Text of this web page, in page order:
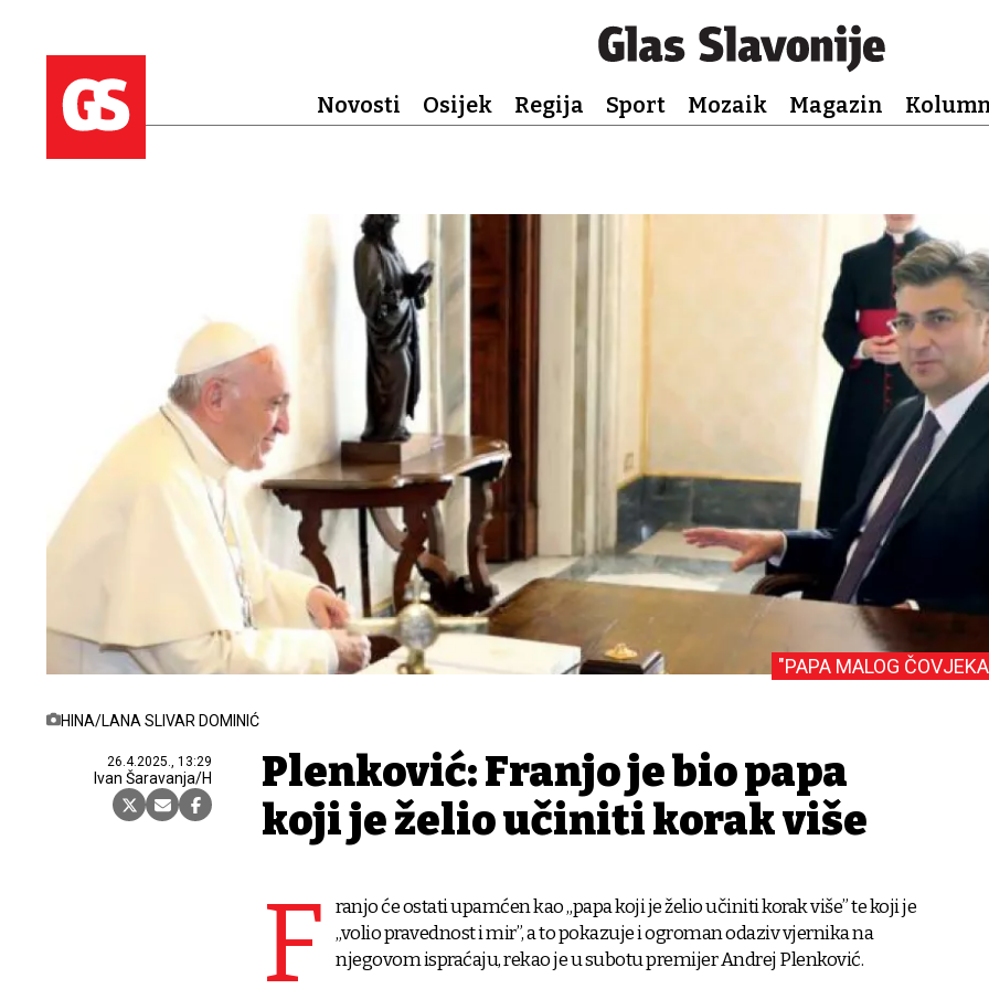
Novosti Osijek Regija Sport Mozaik Magazin
HINA/LANA SLIVAR DOMINIĆ
26.4.2025., 13:29
Ivan Šaravanja/H
"PAPA MALOG
Plenković: Franjo je bio papa
koji je želio učiniti korak više
F
ranjo će ostati upamćen kao „papa koji je želio učiniti korak više” te koji je
„volio pravednost i mir”, a to pokazuje i ogroman odaziv vjernika na
njegovom ispraćaju, rekao je u subotu premijer Andrej Plenković.